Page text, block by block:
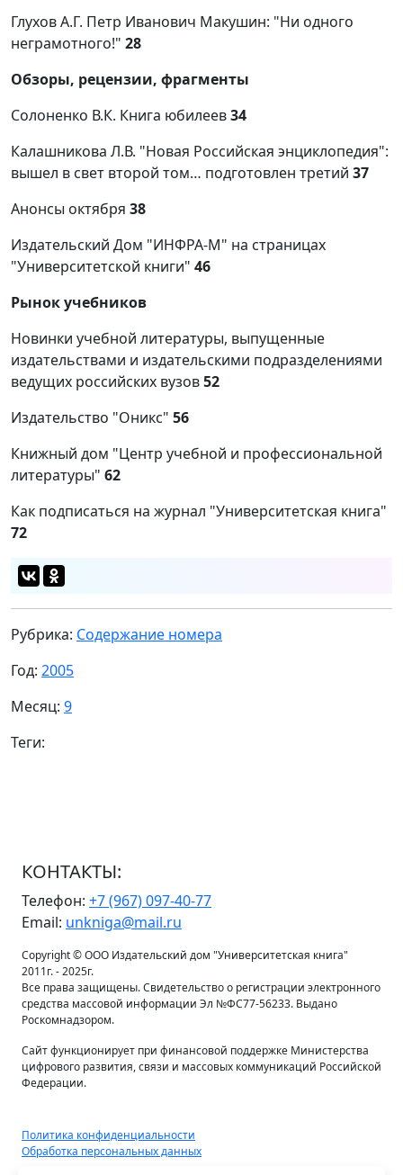
Глухов А.Г. Петр Иванович Макушин: "Ни одного
неграмотного!" 28
Обзоры, рецензии, фрагменты
Солоненко В.К. Книга юбилеев34
Калашникова Л.В. "Новая Российская энциклопедия":
вышел в свет второй том… подготовлен третий 37
Анонсы октября 38
Издательский Дом "ИНФРА-М" на страницах
"Университетской книги" 46
Рынок учебников
Новинки учебной литературы, выпущенные
издательствами и издательскими подразделениями
ведущих российских вузов52
Издательство "Оникс" 56
Книжный дом "Центр учебной и профессиональной
литературы" 62
Как подписаться на журнал "Университетская книга"
72
Рубрика: Содержание номера
Год: 2005
Месяц: 9
Теги:
КОНТАКТЫ:
Телефон: +7 (967) 097-40-77
Email: unkniga@mail.ru
Copyright © ООО Издательский дом "Университетская книга"
2011г. - 2025г.
Все права защищены. Свидетельство о регистрации электронного
средства массовой информации Эл №ФС77-56233. Выдано
Роскомнадзором.
Сайт функционирует при финансовой поддержке Министерства
цифрового развития, связи и массовых коммуникаций Российской
Федерации.
Политика конфиденциальности
Обработка персональных данных